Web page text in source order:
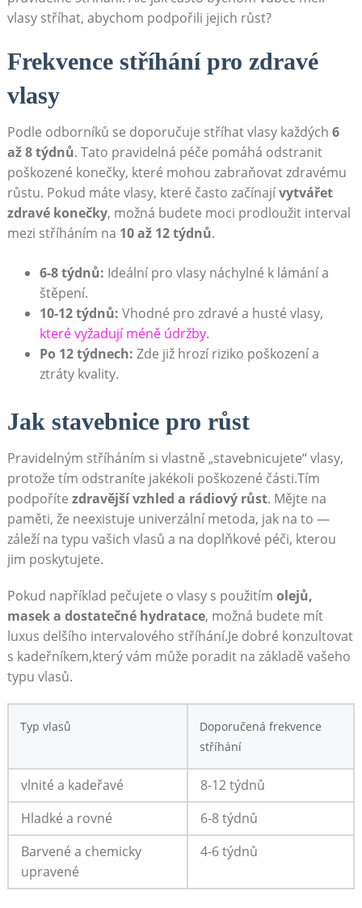
vlasy stříhat, abychom podpořili jejich růst?
Frekvence stříhání pro zdravé
vlasy
Podle odborníků se doporučuje stříhat vlasy každých 6
až 8 týdnů. Tato pravidelná péče pomáhá odstranit
poškozené konečky, které mohou zabraňovat zdravému
růstu. Pokud máte vlasy, které často začínajívytvářet
zdravé konečky, možná budete moci prodloužit interval
mezi stříháním na 10 až 12 týdnů.
6-8 týdnů: Ideální pro vlasy náchylné k lámání a
štěpení.
10-12 týdnů: Vhodné pro zdravé a husté vlasy,
které vyžadují méně údržby.
Po 12 týdnech: Zde již hrozí riziko poškození a
ztráty kvality.
Jak stavebnice pro růst
Pravidelným stříháním si vlastně „stavebnicujete“ vlasy,
protože tím odstraníte jakékoli poškozené části.Tím
podpoříte zdravější vzhled a rádiový růst. Mějte na
paměti, že neexistuje univerzální metoda, jak na to —
záleží na typu vašich vlasů a na doplňkové péči, kterou
jim poskytujete.
Pokud například pečujete o vlasy s použitím olejů,
masek a dostatečné hydratace, možná budete mít
luxus delšího intervalového stříhání.Je dobré konzultovat
s kadeřníkem,který vám může poradit na základě vašeho
typu vlasů.
Typ vlasů
Doporučená frekvence
stříhání
vlnité a kadeřavé
8-12 týdnů
Hladké a rovné
6-8 týdnů
Barvené a chemicky
upravené
4-6 týdnů